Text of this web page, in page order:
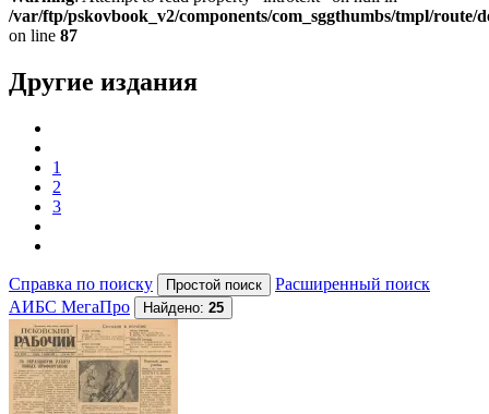
/var/ftp/pskovbook_v2/components/com_sggthumbs/tmpl/route/
on line 87
Другие издания
1
2
3
Справка по поиску
Расширенный поиск
АИБС МегаПро
Найдено: 25